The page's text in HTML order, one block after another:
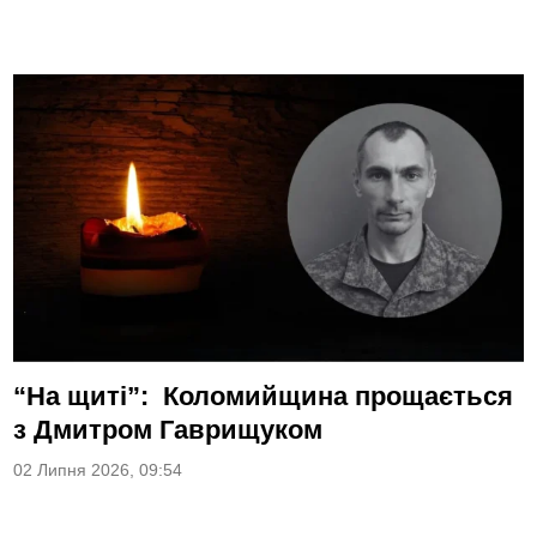
“На щиті”: Коломийщина прощається
з Дмитром Гаврищуком
02 Липня 2026, 09:54